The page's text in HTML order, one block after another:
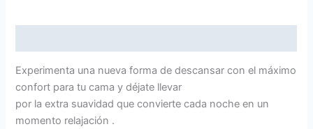
Experimenta una nueva forma de descansar con el máximo
confort para tu cama y déjate llevar
por la extra suavidad que convierte cada noche en un
momento relajación .